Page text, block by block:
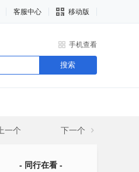
客服中心 移动版
手机查看
搜索
上一个 下一个
- 同行在看 -